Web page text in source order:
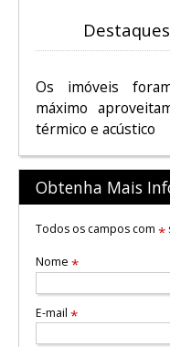
Os imóveis
máximo
térmico e acústico
Obtenha Mais
Todos os campos com *
Nome *
E-mail *